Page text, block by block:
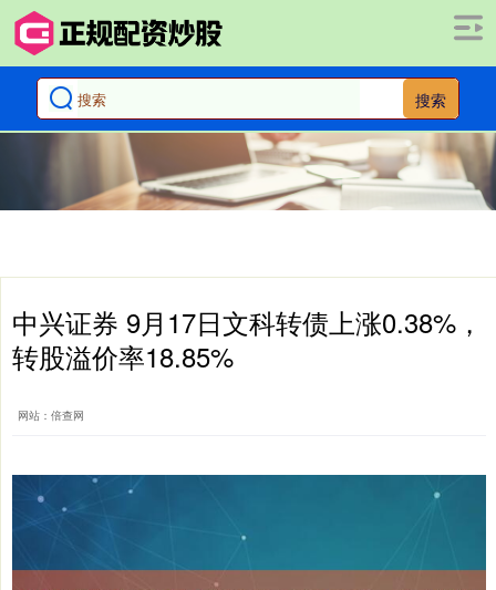
搜索
中兴证券 9月17日文科转债上涨0.38%，
转股溢价率18.85%
网站：倍查网